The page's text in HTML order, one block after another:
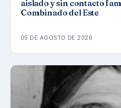
aislado y sin contacto
Combinado del Este
05 DE AGOSTO DE 2026